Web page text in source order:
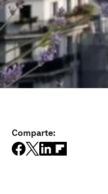
Comparte: